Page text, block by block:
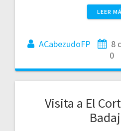
LEER
ACabezudoFP
8
0
Visita a El